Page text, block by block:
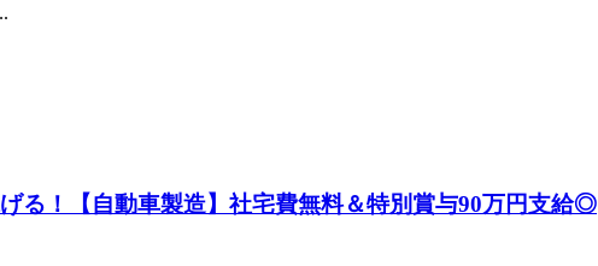
る！【自動車製造】社宅費無料＆特別賞与90万円支給◎